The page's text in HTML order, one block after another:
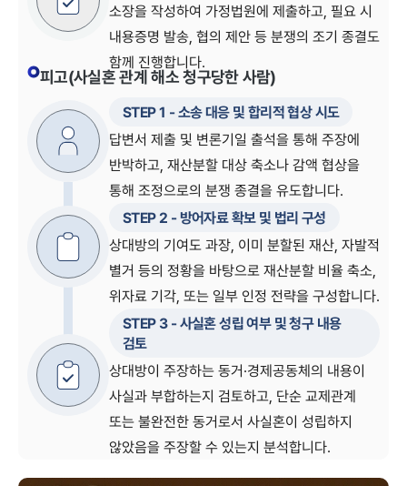
소장을 작성하여 가정법원에 제출하고, 필요 시
내용증명 발송, 협의 제안 등 분쟁의 조기 종결도
함께 진행합니다.
피고(사실혼 관계 해소 청구당한 사람)
STEP1 -소송 대응 및 합리적 협상 시도
답변서 제출 및 변론기일 출석을 통해 주장에
반박하고, 재산분할 대상 축소나 감액 협상을
통해 조정으로의 분쟁 종결을 유도합니다.
STEP2 -방어자료 확보 및 법리 구성
상대방의 기여도 과장, 이미 분할된 재산, 자발적
별거 등의 정황을 바탕으로 재산분할 비율 축소,
위자료 기각, 또는 일부 인정 전략을 구성합니다.
STEP3-사실혼 성립 여부 및 청구 내용
검토
상대방이 주장하는 동거·경제공동체의 내용이
사실과 부합하는지 검토하고, 단순 교제관계
또는 불완전한 동거로서 사실혼이 성립하지
않았음을 주장할 수 있는지 분석합니다.